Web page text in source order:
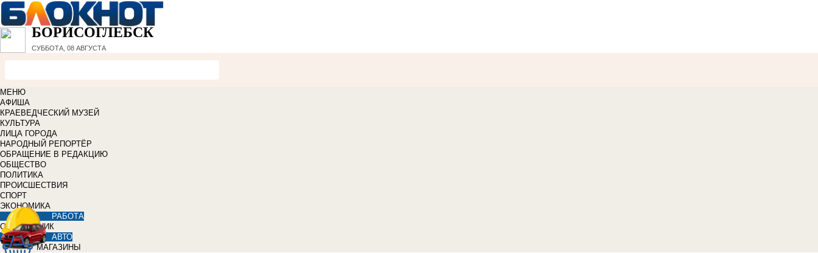
БОРИСОГЛЕБСК
СУББОТА, 08 АВГУСТА
МЕНЮ
АФИША
КРАЕВЕДЧЕСКИЙ МУЗЕЙ
КУЛЬТУРА
ЛИЦА ГОРОДА
НАРОДНЫЙ РЕПОРТЁР
ОБРАЩЕНИЕ В РЕДАКЦИЮ
ОБЩЕСТВО
ПОЛИТИКА
ПРОИСШЕСТВИЯ
СПОРТ
ЭКОНОМИКА
РАБОТА
СПРАВОЧНИК
АВТО
МАГАЗИНЫ